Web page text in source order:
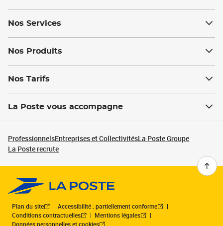
Nos Services
Nos Produits
Nos Tarifs
La Poste vous accompagne
ProfessionnelsEntreprises et CollectivitésLa Poste Groupe
La Poste recrute
Plan du site
Accessibilité : partiellement conforme
Conditions contractuelles
Mentions légales
Données personnelles et cookies